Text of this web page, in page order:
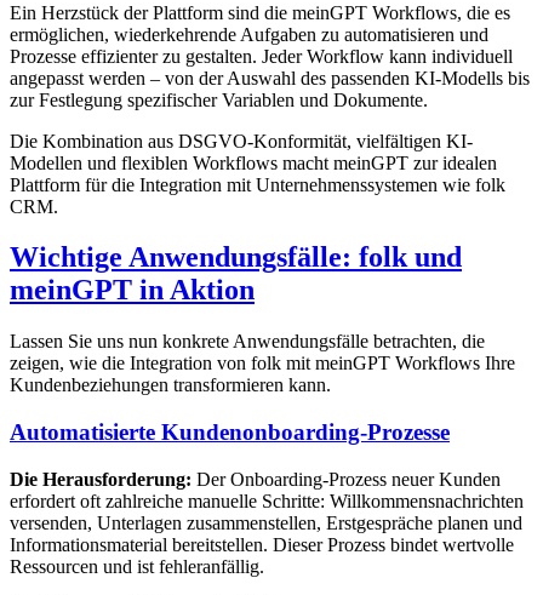
Ein Herzstück der Plattform sind die meinGPT Workflows, die es
ermöglichen, wiederkehrende Aufgaben zu automatisieren und
Prozesse effizienter zu gestalten. Jeder Workflow kann individuell
angepasst werden – von der Auswahl des passenden KI-Modells bis
zur Festlegung spezifischer Variablen und Dokumente.
Die Kombination aus DSGVO-Konformität, vielfältigen KI-
Modellen und flexiblen Workflows macht meinGPT zur idealen
Plattform für die Integration mit Unternehmenssystemen wie folk
CRM.
Wichtige Anwendungsfälle: folk und
meinGPT in Aktion
Lassen Sie uns nun konkrete Anwendungsfälle betrachten, die
zeigen, wie die Integration von folk mit meinGPT Workflows Ihre
Kundenbeziehungen transformieren kann.
Automatisierte Kundenonboarding-Prozesse
Die Herausforderung: Der Onboarding-Prozess neuer Kunden
erfordert oft zahlreiche manuelle Schritte: Willkommensnachrichten
versenden, Unterlagen zusammenstellen, Erstgespräche planen und
Informationsmaterial bereitstellen. Dieser Prozess bindet wertvolle
Ressourcen und ist fehleranfällig.